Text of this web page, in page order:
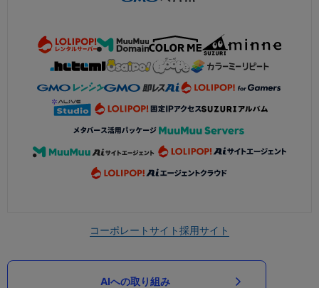
コーポレートサイト採用サイト
AIへの取り組み